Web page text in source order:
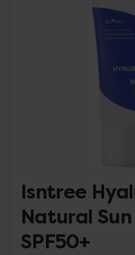
Isntree
Natural
SPF50+